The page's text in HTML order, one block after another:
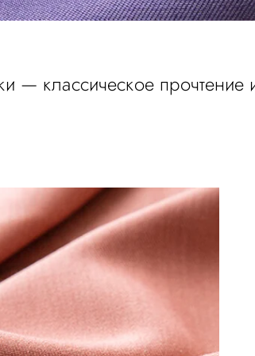
— классическое